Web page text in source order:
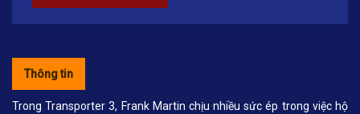
Thông tin
Trong Transporter 3, Frank Martin chịu nhiều sức ép trong việc hộ